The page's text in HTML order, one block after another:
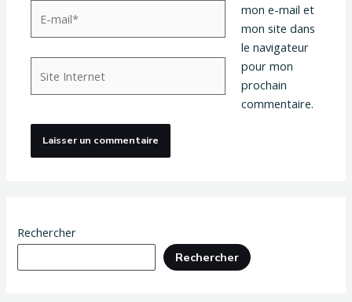
mail*
Internet
mon e-mail et
mon site dans
le navigateur
pour mon
prochain
commentaire.
Rechercher
Rechercher